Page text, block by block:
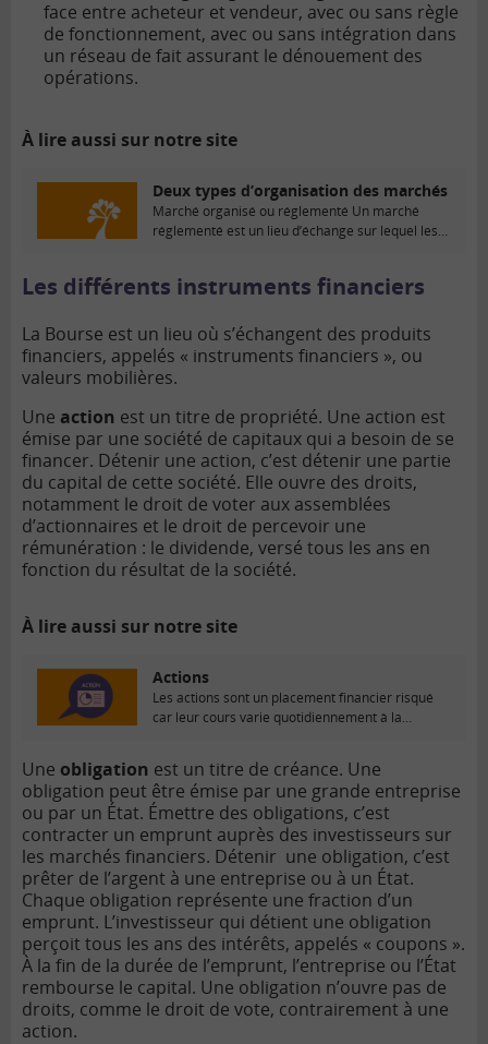
face entre acheteur et vendeur, avec ou sans règle
de fonctionnement, avec ou sans intégration dans
un réseau de fait assurant le dénouement des
opérations.
À lire aussi sur notre site
Deux types d’organisation des marchés
Marché organisé ou réglementé Un marché
réglementé est un lieu d’échange sur lequel les
Les différents instruments financiers
La Bourse est un lieu où s’échangent des produits
financiers, appelés « instruments financiers », ou
valeurs mobilières.
Une action est un titre de propriété. Une action est
émise par une société de capitaux qui a besoin de se
financer. Détenir une action, c’est détenir une partie
du capital de cette société. Elle ouvre des droits,
notamment le droit de voter aux assemblées
d’actionnaires et le droit de percevoir une
rémunération : le dividende, versé tous les ans en
fonction du résultat de la société.
À lire aussi sur notre site
Actions
Les actions sont un placement financier risqué
car leur cours varie quotidiennement à la
Une obligation est un titre de créance. Une
obligation peut être émise par une grande entreprise
ou par un État. Émettre des obligations, c’est
contracter un emprunt auprès des investisseurs sur
les marchés financiers. Détenir une obligation, c’est
prêter de l’argent à une entreprise ou à un État.
Chaque obligation représente une fraction d’un
emprunt. L’investisseur qui détient une obligation
perçoit tous les ans des intérêts, appelés « coupons ».
À la fin de la durée de l’emprunt, l’entreprise ou l’État
rembourse le capital. Une obligation n’ouvre pas de
droits, comme le droit de vote, contrairement à une
action.